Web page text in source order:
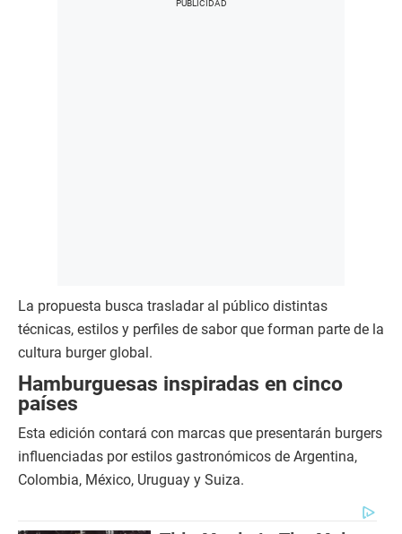
La propuesta busca trasladar al público distintas
técnicas, estilos y perfiles de sabor que forman parte de la
cultura burger global.
Hamburguesas inspiradas en cinco
países
Esta edición contará con marcas que presentarán burgers
influenciadas por estilos gastronómicos de Argentina,
Colombia, México, Uruguay y Suiza.